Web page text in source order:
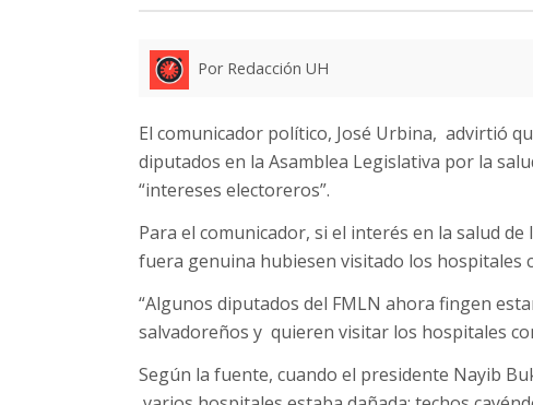
Por Redacción UH
El comunicador político, José Urbina, advirtió
diputados en la Asamblea Legislativa por la
“intereses electoreros”.
Para el comunicador, si el interés en la salud
fuera genuina hubiesen visitado los hospitales
“Algunos diputados del FMLN ahora fingen
salvadoreños y quieren visitar los hospitales
Según la fuente, cuando el presidente Nayib